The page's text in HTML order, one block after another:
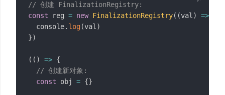
// 创建 FinalizationRegistry:
const reg = new FinalizationRegistry( (val) =>
  console
. log(val)
})
( ( ) => {
// 创建新对象:
const obj = {}